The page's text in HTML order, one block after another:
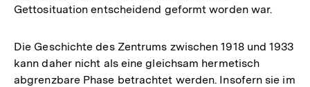
Gettosituation entscheidend geformt worden war.
Die Geschichte des Zentrums zwischen 1918 und 1933
kann daher nicht als eine gleichsam hermetisch
abgrenzbare Phase betrachtet werden. Insofern sie im